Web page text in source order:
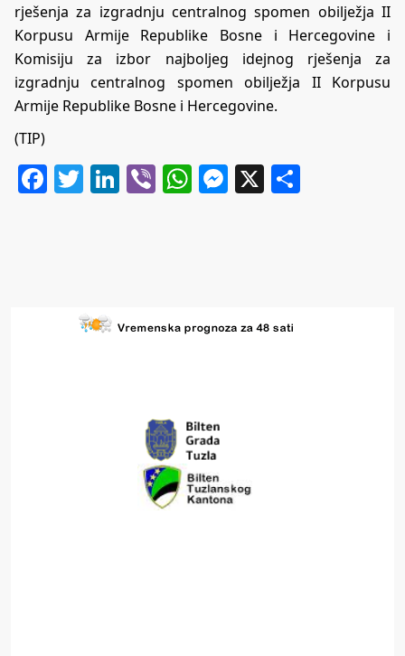
rješenja za izgradnju centralnog spomen obilježja II
Korpusu Armije Republike Bosne i Hercegovine i
Komisiju za izbor najboljeg idejnog rješenja za
izgradnju centralnog spomen obilježja II Korpusu
Armije Republike Bosne i Hercegovine.
(TIP)
Facebook
Twitter
LinkedIn
ViberWhatsApp
Messenger
X